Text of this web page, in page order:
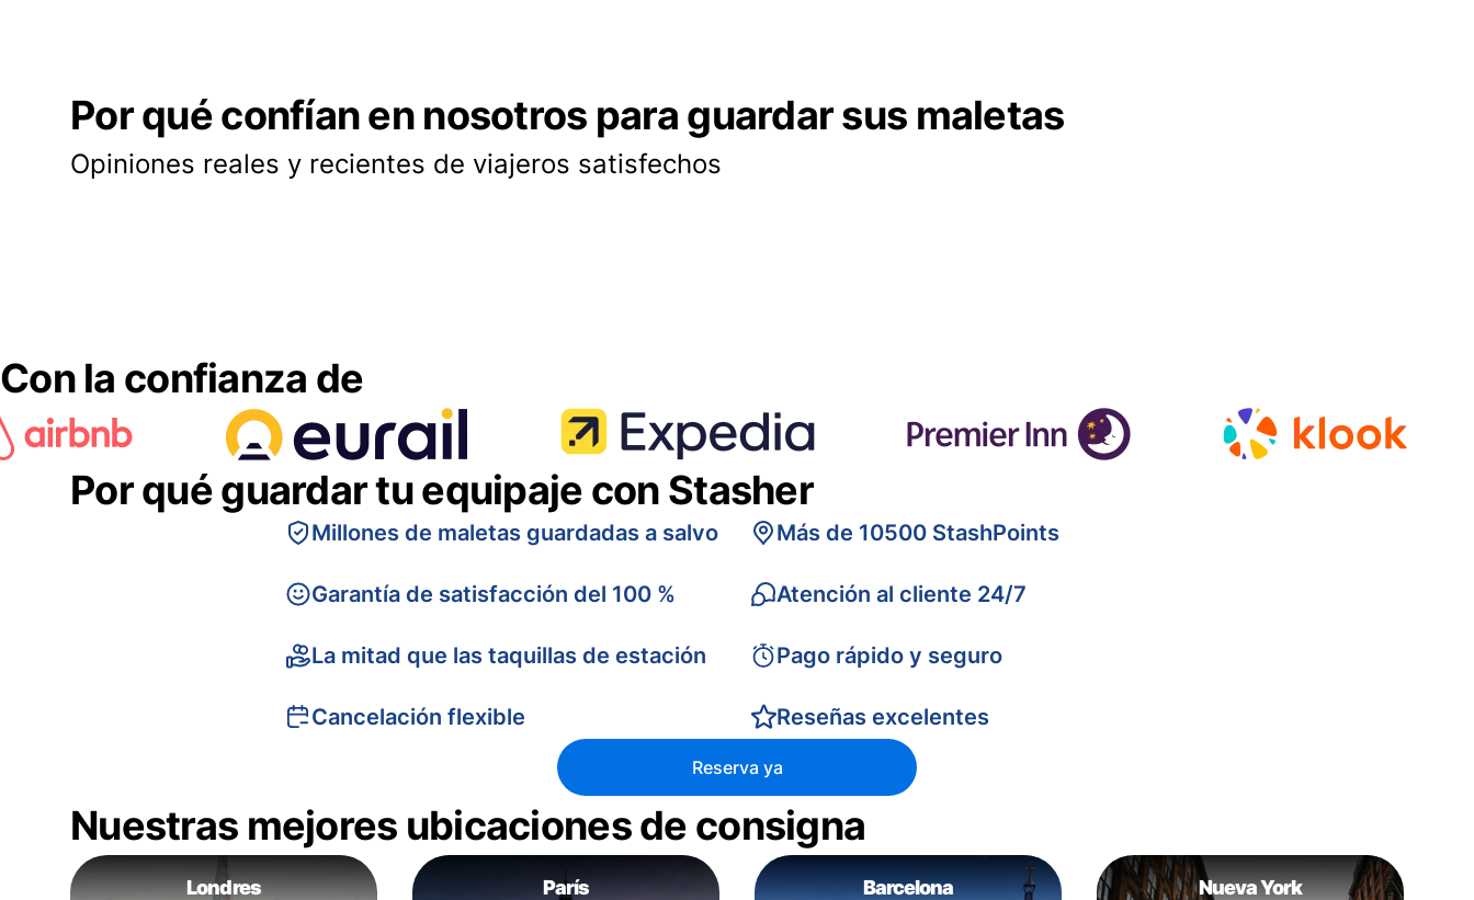
Por qué confían en nosotros para guardar sus maletas
Opiniones reales y recientes de viajeros satisfechos
Con la confianza de
Por qué guardar tu equipaje con Stasher
Millones de maletas guardadas a salvo
Garantía de satisfacción del 100 %
La mitad que las taquillas de estación
Cancelación flexible
Más de 10500 StashPoints
Atención al cliente 24/7
Pago rápido y seguro
Reseñas excelentes
Reserva ya
Nuestras mejores ubicaciones de consigna
Londres París Barcelona Nueva York